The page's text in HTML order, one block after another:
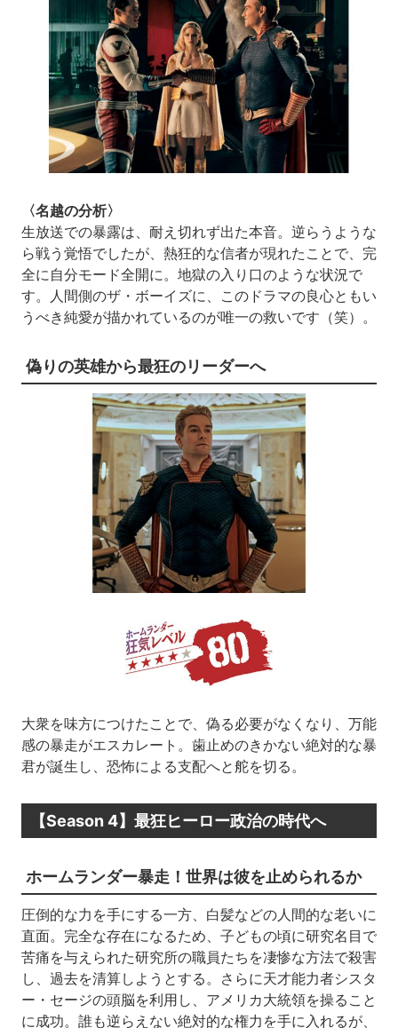
〈名越の分析〉
生放送での暴露は、耐え切れず出た本音。逆らうような
ら戦う覚悟でしたが、熱狂的な信者が現れたことで、完
全に自分モード全開に。地獄の入り口のような状況で
す。人間側のザ・ボーイズに、このドラマの良心ともい
うべき純愛が描かれているのが唯一の救いです（笑）。
偽りの英雄から最狂のリーダーへ
大衆を味方につけたことで、偽る必要がなくなり、万能
感の暴走がエスカレート。歯止めのきかない絶対的な暴
君が誕生し、恐怖による支配へと舵を切る。
【Season 4】最狂ヒーロー政治の時代へ
ホームランダー暴走！世界は彼を止められるか
圧倒的な力を手にする一方、白髪などの人間的な老いに
直面。完全な存在になるため、子どもの頃に研究名目で
苦痛を与えられた研究所の職員たちを凄惨な方法で殺害
し、過去を清算しようとする。さらに天才能力者シスタ
ー・セージの頭脳を利用し、アメリカ大統領を操ること
に成功。誰も逆らえない絶対的な権力を手に入れるが、